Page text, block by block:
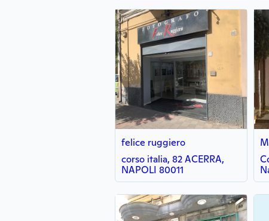
felice ruggiero
corso italia, 82 ACERRA,
NAPOLI 80011